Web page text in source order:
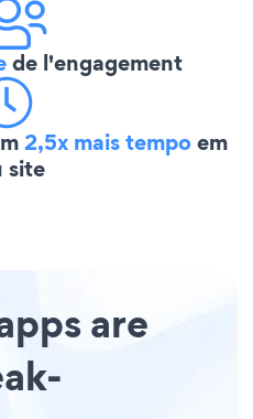
de l'engagement
2,5x mais tempoem
site
are